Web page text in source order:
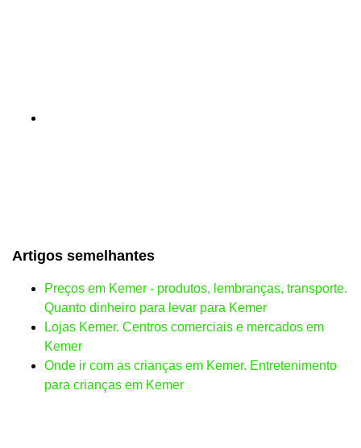
Artigos semelhantes
Preços em Kemer - produtos, lembranças, transporte.
Quanto dinheiro para levar para Kemer
Lojas Kemer. Centros comerciais e mercados em
Kemer
Onde ir com as crianças em Kemer. Entretenimento
para crianças em Kemer